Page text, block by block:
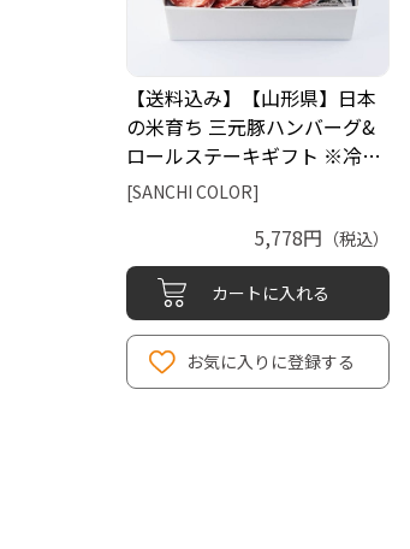
【送料込み】【山形県】日本
の米育ち 三元豚ハンバーグ&
ロールステーキギフト ※冷…
[SANCHI COLOR]
5,778円 （税込）
カートに入れる
お気に入りに登録する